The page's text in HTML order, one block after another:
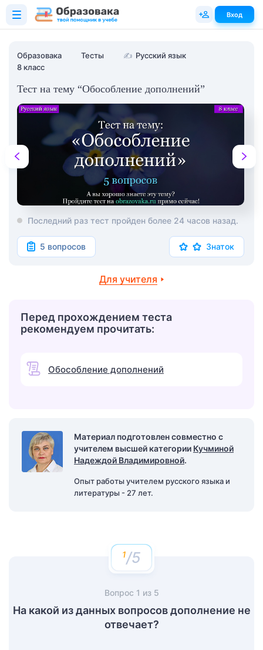
Образовака Тесты ✍ Русский язык
8 класс
Тест на тему “Обособление дополнений”
Последний раз тест пройден более 24 часов назад.
5 вопросов Знаток
Для учителя
Перед прохождением теста
рекомендуем прочитать:
Обособление дополнений
Материал подготовлен совместно с
учителем высшей категории Кучминой
Надеждой Владимировной.
Опыт работы учителем русского языка и
литературы - 27 лет.
/5
Вопрос 1 из 5
На какой из данных вопросов дополнение не
отвечает?
Вход